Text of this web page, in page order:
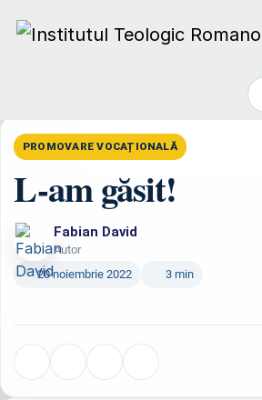
Promovare vocațională
PROMOVARE VOCAȚIONALĂ
L-am găsit!
Fabian David
Autor
20 noiembrie 2022
3 min